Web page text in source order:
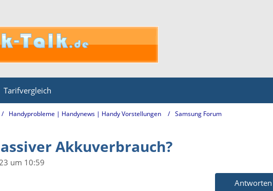
Tarifvergleich
Handyprobleme | Handynews | Handy Vorstellungen Samsung Forum
Akkuverbrauch?
um 10:59
Antworten